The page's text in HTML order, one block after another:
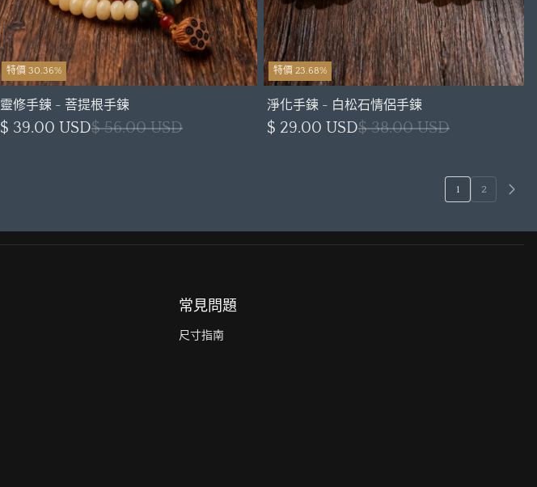
特價 30.36%
靈修手鍊 - 菩提根手鍊
$ 39.00 USD$ 56.00 USD
特價 23.68%
淨化手鍊 - 白松石情侶手鍊
$ 29.00 USD$ 38.00 USD
1 2
常見問題
尺寸指南